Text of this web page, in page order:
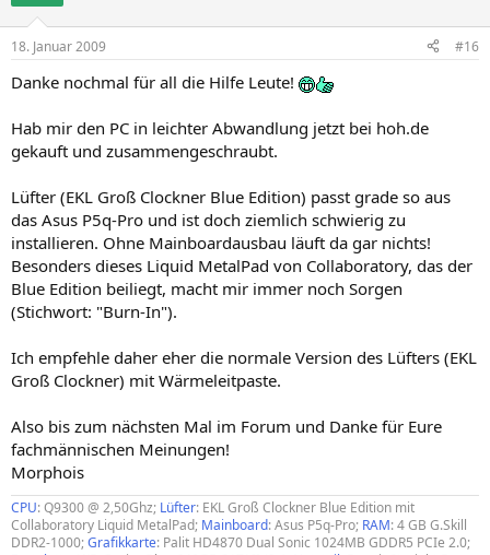
18. Januar 2009 #16
Danke nochmal für all die Hilfe Leute!
Hab mir den PC in leichter Abwandlung jetzt bei hoh.de
gekauft und zusammengeschraubt.
Lüfter (EKL Groß Clockner Blue Edition) passt grade so aus
das Asus P5q-Pro und ist doch ziemlich schwierig zu
installieren. Ohne Mainboardausbau läuft da gar nichts!
Besonders dieses Liquid MetalPad von Collaboratory, das der
Blue Edition beiliegt, macht mir immer noch Sorgen
(Stichwort: "Burn-In").
Ich empfehle daher eher die normale Version des Lüfters (EKL
Groß Clockner) mit Wärmeleitpaste.
Also bis zum nächsten Mal im Forum und Danke für Eure
fachmännischen Meinungen!
Morphois
CPU: Q9300 @ 2,50Ghz; Lüfter: EKL Groß Clockner Blue Edition mit
Collaboratory Liquid MetalPad; Mainboard: Asus P5q-Pro; RAM: 4 GB G.Skill
DDR2-1000;Grafikkarte: Palit HD4870 Dual Sonic 1024MB GDDR5 PCIe 2.0;